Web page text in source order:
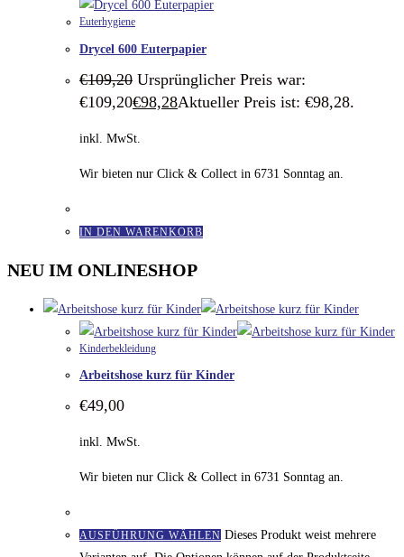
Euterhygiene
Drycel 600 Euterpapier
€109,20 Ursprünglicher Preis war:
€109,20€98,28Aktueller Preis ist: €98,28.
inkl. MwSt.
Wir bieten nur Click & Collect in 6731 Sonntag an.
IN DEN WARENKORB
NEU IM ONLINESHOP
Kinderbekleidung
Arbeitshose kurz für Kinder
€49,00
inkl. MwSt.
Wir bieten nur Click & Collect in 6731 Sonntag an.
AUSFÜHRUNG WÄHLEN Dieses Produkt weist mehrere